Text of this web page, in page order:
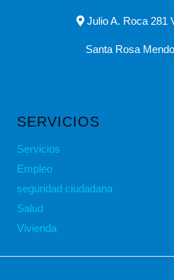
Julio A. Roca 281
Santa Rosa
SERVICIOS
Servicios
Empleo
seguridad ciudadana
Salud
Vivienda